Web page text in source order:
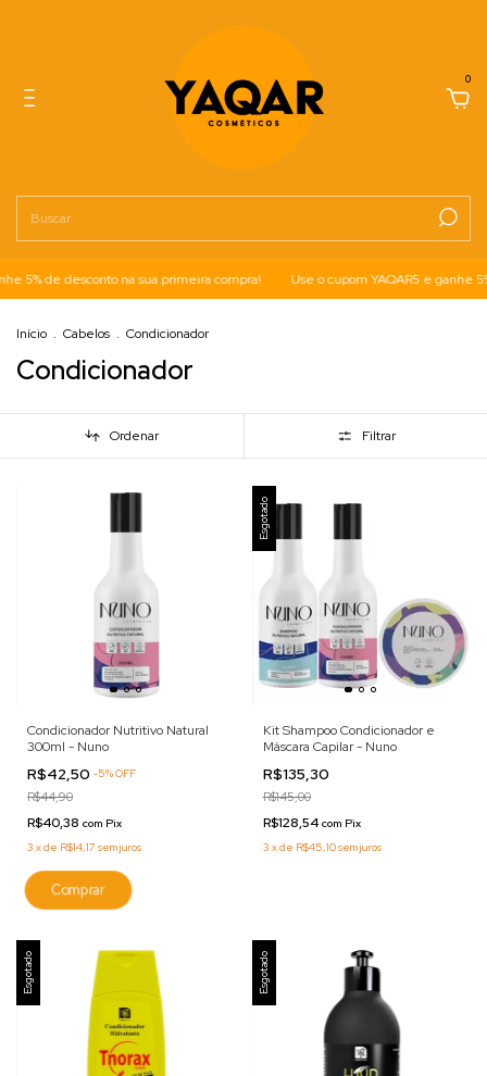
0
5% de desconto na sua primeira compra! Use o cupom YAQAR5 e ganhe
Início . Cabelos . Condicionador
Condicionador
Ordenar Filtrar
Condicionador Nutritivo Natural
300ml - Nuno
R$42,50 -5%OFF
R$44,90
R$40,38 com Pix
3 xde R$14,17 sem juros
Esgotado
Kit Shampoo Condicionador e
Máscara Capilar - Nuno
R$135,30
R$145,00
R$128,54 com Pix
3 xde R$45,10sem juros
Esgotado Esgotado